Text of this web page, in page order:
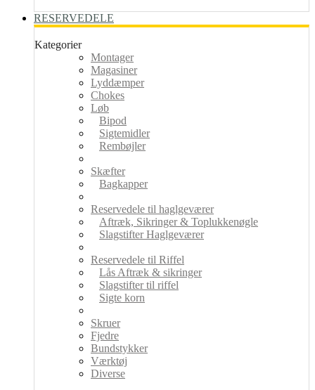
RESERVEDELE
Kategorier
Montager
Magasiner
Lyddæmper
Chokes
Løb
Bipod
Sigtemidler
Rembøjler
Skæfter
Bagkapper
Reservedele til haglgeværer
Aftræk, Sikringer & Toplukkenøgle
Slagstifter Haglgeværer
Reservedele til Riffel
Lås Aftræk & sikringer
Slagstifter til riffel
Sigte korn
Skruer
Fjedre
Bundstykker
Værktøj
Diverse